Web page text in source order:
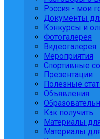
Россия - мои
Документы
Конкурсы и
Фотогалерея
Видеогалерея
Мероприятия
Спортивные
Презентации
Полезные
Объявления
Как получить
Материалы
Материалы